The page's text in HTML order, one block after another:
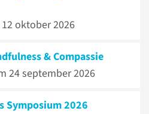
12 oktober 2026
& Compassie
24 september 2026
Symposium 2026